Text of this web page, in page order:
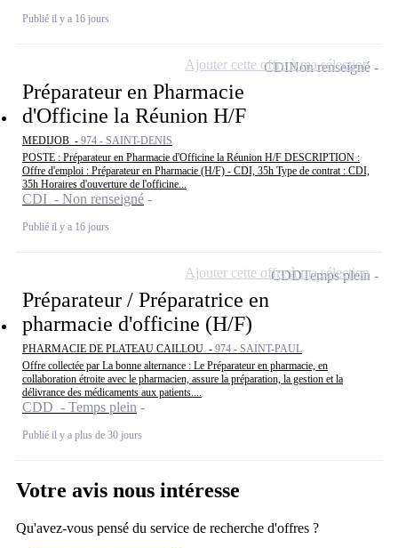
Publié il y a 16 jours
Préparateur en Pharmacie
d'Officine la Réunion H/F
MEDIJOB - 974 - SAINT-DENIS
POSTE : Préparateur en Pharmacie d'Officine la Réunion H/F DESCRIPTION :
Offre d'emploi : Préparateur en Pharmacie (H/F) - CDI, 35h Type de contrat : CDI,
35h Horaires d'ouverture de l'officine...
CDI - Non renseigné
Publié il y a 16 jours
CDINon renseigné
Ajouter cette offre à ma sélection
Préparateur / Préparatrice en
pharmacie d'officine (H/F)
PHARMACIE DE PLATEAU CAILLOU - 974 - SAINT-PAUL
Offre collectée par La bonne alternance : Le Préparateur en pharmacie, en
collaboration étroite avec le pharmacien, assure la préparation, la gestion et la
délivrance des médicaments aux patients....
CDD - Temps plein
Publié il y a plus de 30 jours
CDDTemps plein
Ajouter cette offre à ma sélection
Votre avis nous intéresse
Qu'avez-vous pensé du service de recherche d'offres ?